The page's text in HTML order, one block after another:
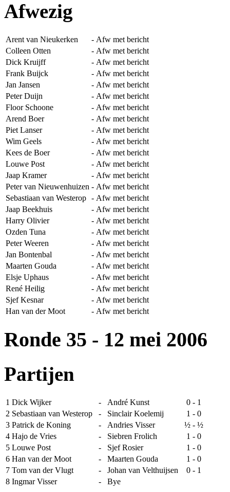
Afwezig
Arent van Nieukerken - Afw met bericht
Colleen Otten
- Afw met bericht
Dick Kruijff
- Afw met bericht
Frank Buijck
- Afw met bericht
Jan Jansen
- Afw met bericht
Peter Duijn
- Afw met bericht
Floor Schoone
- Afw met bericht
Arend Boer
- Afw met bericht
Piet Lanser
- Afw met bericht
Wim Geels
- Afw met bericht
Kees de Boer
- Afw met bericht
Louwe Post
- Afw met bericht
Jaap Kramer
- Afw met bericht
Peter van Nieuwenhuizen - Afw met bericht
Sebastiaan van Westerop - Afw met bericht
Jaap Beekhuis
- Afw met bericht
Harry Olivier
- Afw met bericht
Ozden Tuna
- Afw met bericht
Peter Weeren
- Afw met bericht
Jan Bontenbal
- Afw met bericht
Maarten Gouda
- Afw met bericht
Elsje Uphaus
- Afw met bericht
René Heilig
- Afw met bericht
Sjef Kesnar
- Afw met bericht
Han van der Moot
- Afw met bericht
Ronde 35 - 12 mei 2006
Partijen
1 Dick Wijker - André Kunst
0 - 1
2 Sebastiaan van Westerop - Sinclair Koelemij
1 - 0
3 Patrick de Koning - Andries Visser
½ - ½
4 Hajo de Vries - Siebren Frolich
1 - 0
5 Louwe Post - Sjef Rosier
1 - 0
6 Han van der Moot - Maarten Gouda
1 - 0
7 Tom van der Vlugt - Johan van Velthuijsen
0 - 1
8 Ingmar Visser - Bye